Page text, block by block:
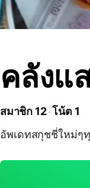
คลังแ
สมาชิก 12 โน้ต 1
อัพเดทสกุชชี่ใหม่ๆ